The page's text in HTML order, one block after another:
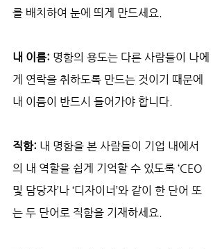
를 배치하여 눈에 띄게 만드세요.
내 이름: 명함의 용도는 다른 사람들이 나에
게 연락을 취하도록 만드는 것이기 때문에
내 이름이 반드시 들어가야 합니다.
직함: 내 명함을 본 사람들이 기업 내에서
의 내 역할을 쉽게 기억할 수 있도록 ‘CEO
및 담당자’나 ‘디자이너’와 같이 한 단어 또
는 두 단어로 직함을 기재하세요.